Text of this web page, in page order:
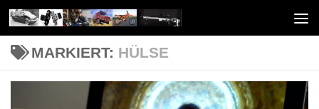
Unter dem Inhalt
MARKIERT: HÜLSE